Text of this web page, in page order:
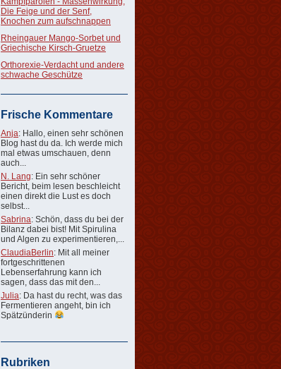
Die Feige und der Senf,
Knochen zum aufschnappen
Rheingauer Mango-Sorbet und
Griechische Kirsch-Gruetze
Orthorexie-Verdacht und andere
schwache Geschütze
Frische Kommentare
Anja: Hallo, einen sehr schönen
Blog hast du da. Ich werde mich
mal etwas umschauen, denn
auch...
N. Lang: Ein sehr schöner
Bericht, beim lesen beschleicht
einen direkt die Lust es doch
selbst...
Sabrina: Schön, dass du bei der
Bilanz dabei bist! Mit Spirulina
und Algen zu experimentieren,...
ClaudiaBerlin: Mit all meiner
fortgeschrittenen
Lebenserfahrung kann ich
sagen, dass das mit den...
Julia: Da hast du recht, was das
Fermentieren angeht, bin ich
Spätzünderin
Rubriken